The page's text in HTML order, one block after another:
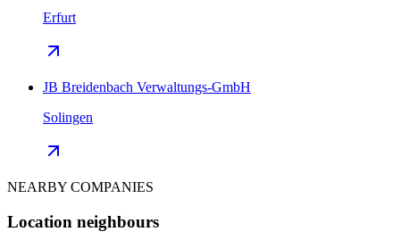
Erfurt
JB Breidenbach Verwaltungs-GmbH
Solingen
NEARBY COMPANIES
Location neighbours